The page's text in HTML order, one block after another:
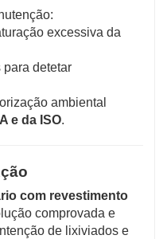
excessiva da
detetar
ambiental
e da ISO.
com revestimento
comprovada e
de lixiviados e